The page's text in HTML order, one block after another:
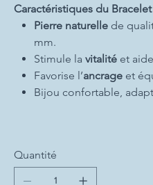
Caractéristiques du
Pierre naturellede
mm.
Stimule la vitalitéet
Favorise l’ancrageet
Bijou confortable,
Quantité